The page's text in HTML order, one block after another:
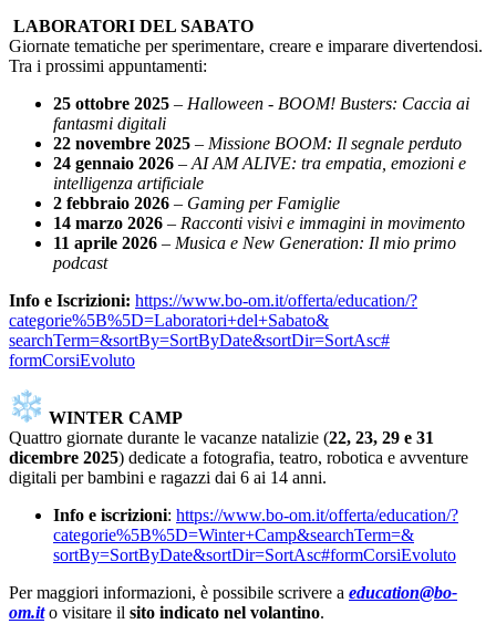
LABORATORI DEL SABATO
Giornate tematiche per sperimentare, creare e imparare divertendosi.
Tra i prossimi appuntamenti:
25 ottobre 2025 – Halloween - BOOM! Busters: Caccia ai
fantasmi digitali
22 novembre 2025 – Missione BOOM: Il segnale perduto
24 gennaio 2026 – AI AM ALIVE: tra empatia, emozioni e
intelligenza artificiale
2 febbraio 2026 – Gaming per Famiglie
14 marzo 2026 – Racconti visivi e immagini in movimento
11 aprile 2026 – Musica e New Generation: Il mio primo
podcast
Info e Iscrizioni: https://www.bo-om.it/offerta/education/?
categorie%5B%5D=Laboratori+del+Sabato&
searchTerm=&sortBy=SortByDate&sortDir=SortAsc#
formCorsiEvoluto
WINTER CAMP
Quattro giornate durante le vacanze natalizie (22, 23, 29 e 31
dicembre 2025) dedicate a fotografia, teatro, robotica e avventure
digitali per bambini e ragazzi dai 6 ai 14 anni.
Info e iscrizioni: https://www.bo-om.it/offerta/education/?
categorie%5B%5D=Winter+Camp&searchTerm=&
sortBy=SortByDate&sortDir=SortAsc#formCorsiEvoluto
Per maggiori informazioni, è possibile scrivere a education@bo-
om.ito visitare il sito indicato nel volantino.